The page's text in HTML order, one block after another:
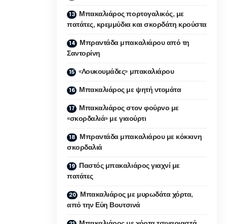
Μπακαλιάρος πορτογαλικός, με
πατάτες, κρεμμύδια και σκορδάτη κρούστα
Μπραντάδα μπακαλιάρου από τη
Σαντορίνη
«Λουκουμάδες» μπακαλιάρου
Μπακαλιάρος με ψητή ντομάτα
Μπακαλιάρος στον φούρνο με
«σκορδαλιά» με γιαούρτι
Μπραντάδα μπακαλιάρου με κόκκινη
σκορδαλιά
Παστός μπακαλιάρος γιαχνί με
πατάτες
Μπακαλιάρος με μυρωδάτα χόρτα,
από την Εύη Βουτσινά